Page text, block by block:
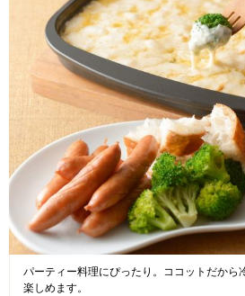
パーティー料理にぴったり。ココットだから
楽しめます。